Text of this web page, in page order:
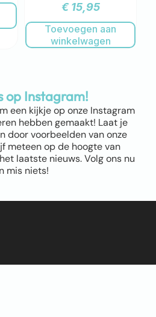
€15,95
Toevoegen aan
winkelwagen
op Instagram!
een kijkje op onze Instagram
hebben gemaakt! Laat je
door voorbeelden van onze
meteen op de hoogte van
laatste nieuws. Volg ons nu
mis niets!